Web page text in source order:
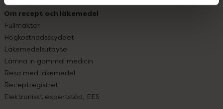
Om recept och läkemedel
Fullmakter
Högkostnadsskyddet
Läkemedelsutbyte
Lämna in gammal medicin
Resa med läkemedel
Receptregistret
Elektroniskt expertstöd, EES